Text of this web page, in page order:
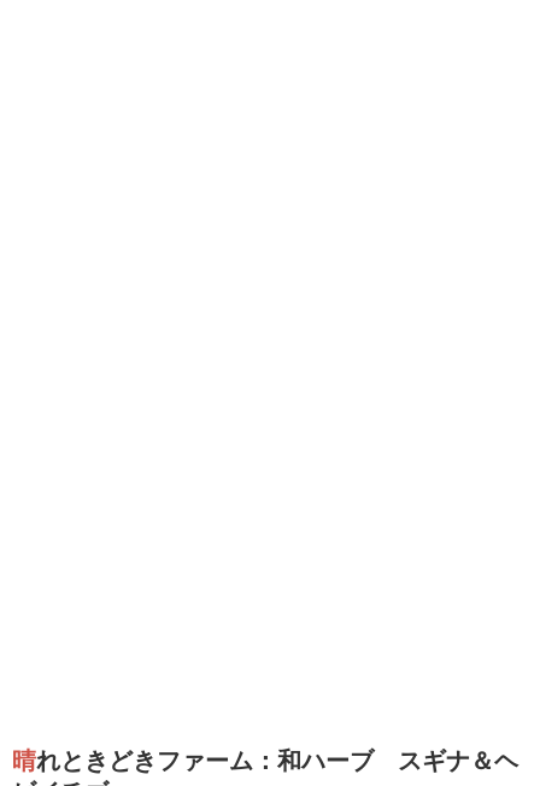
晴れときどきファーム：和ハーブ スギナ＆ヘ